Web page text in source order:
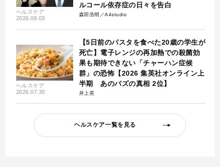
ヘルスケア
2026.08.03
ルコール依存症の日々を告白
森田浩明／A4studio
ヘルスケア
2026.07.30
【5日前のパスタを食べた20歳の学生が
死亡】電子レンジの再加熱での殺菌効
果も期待できない「チャーハン症候
群」の恐怖【2026 集英社オンライン上
半期 あのバズの真相 2位】
井上晃
ヘルスケア一覧を見る